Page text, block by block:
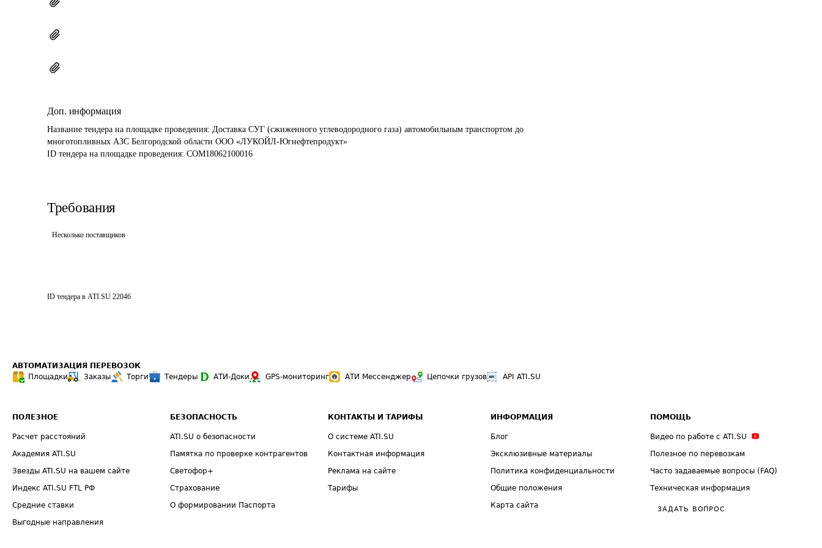
Доп. информация
Название тендера на площадке проведения: Доставка СУГ (сжиженного углеводородного газа) автомобильным транспортом до
многотопливных АЗС Белгородской области ООО «ЛУКОЙЛ-Югнефтепродукт»
ID тендера на площадке проведения: COM18062100016
Требования
Несколько поставщиков
ID тендера в ATI.SU 22046
АВТОМАТИЗАЦИЯ ПЕРЕВОЗОК
Площадки
Заказы Торги Тендеры АТИ-Доки GPS-мониторинг АТИ Мессенджер Цепочки грузов API ATI.SU
ПОЛЕЗНОЕ
Расчет расстояний
Академия ATI.SU
Звезды ATI.SU на вашем сайте
Индекс ATI.SU FTL РФ
Средние ставки
Выгодные направления
БЕЗОПАСНОСТЬ
ATI.SU о безопасности
Памятка по проверке контрагентов
Светофор+
Страхование
О формировании Паспорта
КОНТАКТЫ И ТАРИФЫ
О системе ATI.SU
Контактная информация
Реклама на сайте
Тарифы
ИНФОРМАЦИЯ
Блог
Эксклюзивные материалы
Политика конфиденциальности
Общие положения
Карта сайта
ПОМОЩЬ
Видео по работе с ATI.SU
Полезное по перевозкам
Часто задаваемые вопросы (FAQ)
Техническая информация
ЗАДАТЬ ВОПРОС